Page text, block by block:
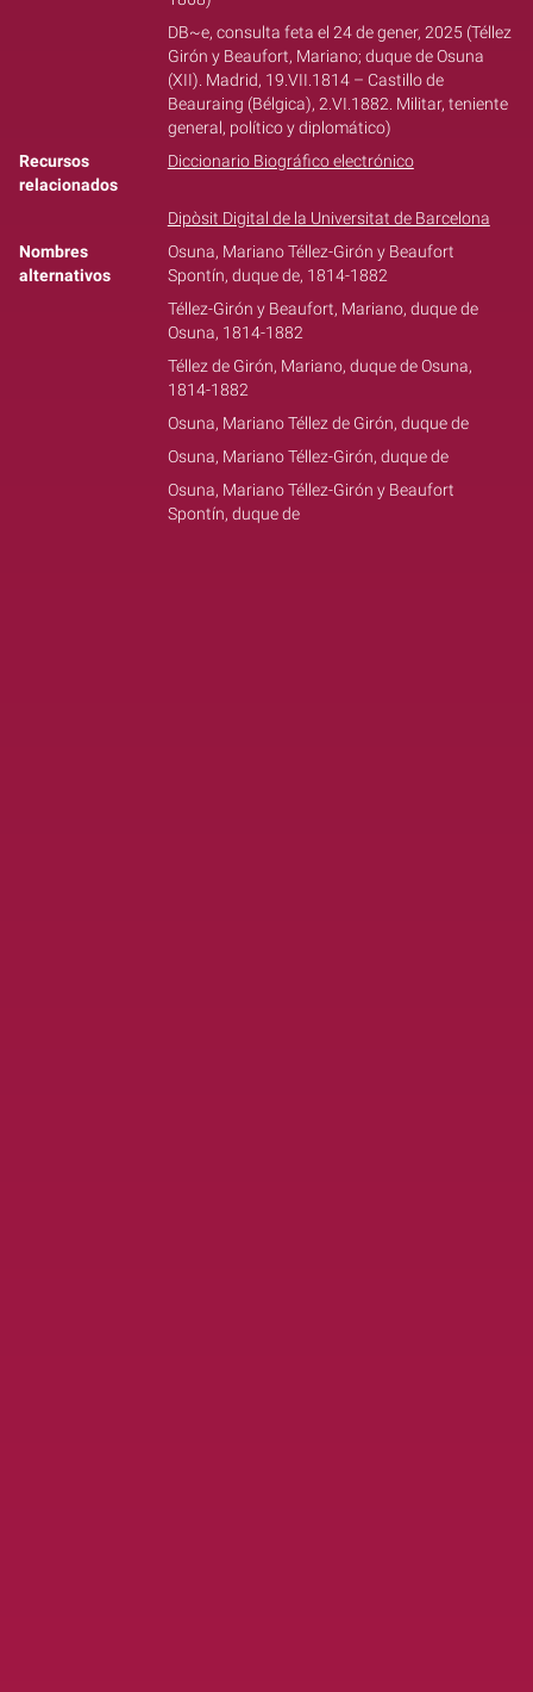
DB~e, consulta feta el 24 de gener, 2025 (Téllez
Girón y Beaufort, Mariano; duque de Osuna
(XII). Madrid, 19.VII.1814 – Castillo de
Beauraing (Bélgica), 2.VI.1882. Militar, teniente
general, político y diplomático)
Recursos
relacionados
Diccionario Biográfico electrónico
Dipòsit Digital de la Universitat de Barcelona
Nombres
alternativos
Osuna, Mariano Téllez-Girón y Beaufort
Spontín, duque de, 1814-1882
Téllez-Girón y Beaufort, Mariano, duque de
Osuna, 1814-1882
Téllez de Girón, Mariano, duque de Osuna,
1814-1882
Osuna, Mariano Téllez de Girón, duque de
Osuna, Mariano Téllez-Girón, duque de
Osuna, Mariano Téllez-Girón y Beaufort
Spontín, duque de